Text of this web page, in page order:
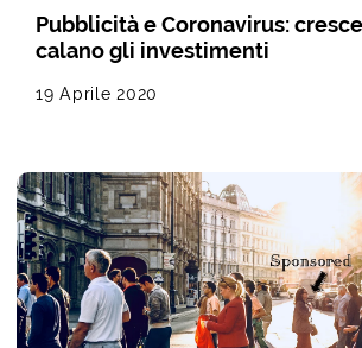
Pubblicità e Coronavirus:
calano gli investimenti
19 Aprile 2020